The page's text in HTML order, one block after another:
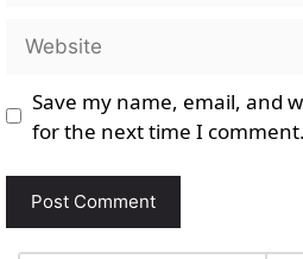
Website
Save my name, email, and
for the next time I comment.